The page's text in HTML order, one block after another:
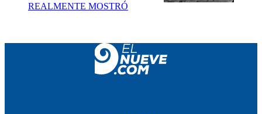
REALMENTE MOSTRÓ